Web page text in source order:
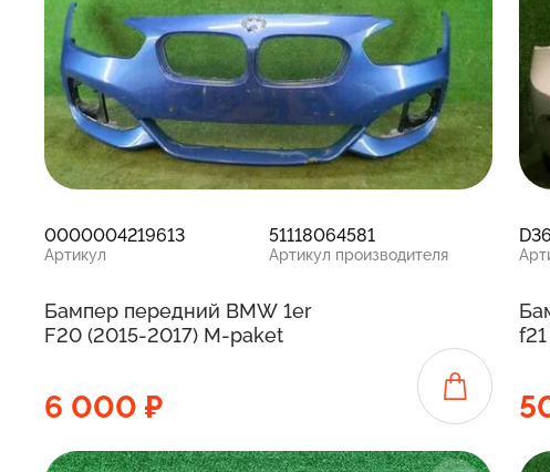
0000004219613
Артикул
51118064581
Артикул производителя
Бампер передний BMW 1er
F20 (2015-2017) M-paket
6 000 ₽